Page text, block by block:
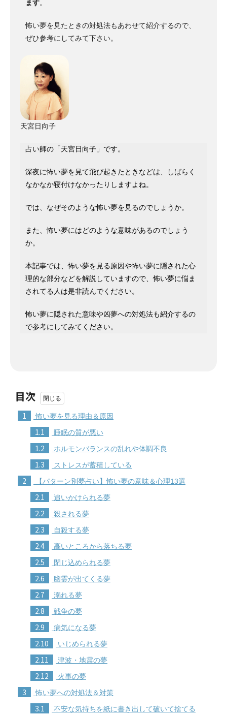
ます。
怖い夢を見たときの対処法もあわせて紹介するので、
ぜひ参考にしてみて下さい。
天宮日向子
占い師の「天宮日向子」です。
深夜に怖い夢を見て飛び起きたときなどは、しばらく
なかなか寝付けなかったりしますよね。
では、なぜそのような怖い夢を見るのでしょうか。
また、怖い夢にはどのような意味があるのでしょう
か。
本記事では、怖い夢を見る原因や怖い夢に隠された心
理的な部分などを解説していますので、怖い夢に悩ま
されてる人は是非読んでください。
怖い夢に隠された意味や凶夢への対処法も紹介するの
で参考にしてみてください。
目次
1 怖い夢を見る理由＆原因
1.1 睡眠の質が悪い
1.2 ホルモンバランスの乱れや体調不良
1.3 ストレスが蓄積している
2 【パターン別夢占い】怖い夢の意味＆心理13選
2.1 追いかけられる夢
2.2 殺される夢
2.3 自殺する夢
2.4 高いところから落ちる夢
2.5 閉じ込められる夢
2.6 幽霊が出てくる夢
2.7 溺れる夢
2.8 戦争の夢
2.9 病気になる夢
2.10 いじめられる夢
2.11 津波・地震の夢
2.12 火事の夢
3 怖い夢への対処法＆対策
3.1 不安な気持ちを紙に書き出して破いて捨てる